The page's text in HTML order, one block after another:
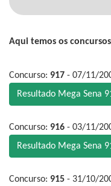
Aqui temos os
Concurso: 917 - 07/11/
Resultado Mega Sena
Concurso: 916 - 03/11/
Resultado Mega Sena
Concurso: 915 - 31/10/